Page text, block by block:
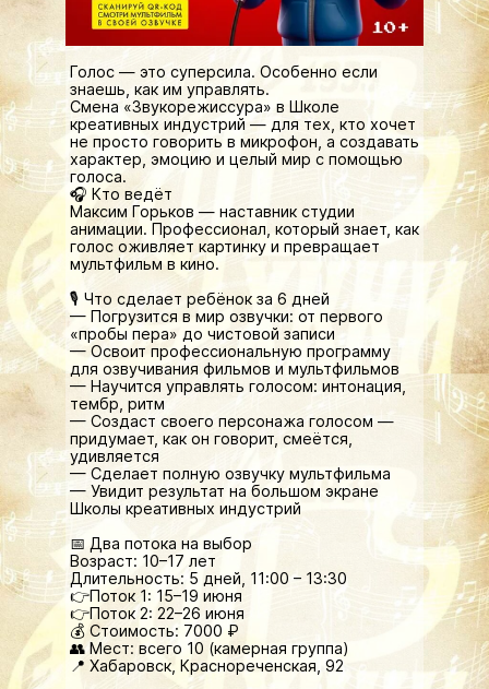
Голос — это суперсила. Особенно если
знаешь, как им управлять.
Смена «Звукорежиссура» в Школе
креативных индустрий — для тех, кто хочет
не просто говорить в микрофон, а создавать
характер, эмоцию и целый мир с помощью
голоса.
🎧 Кто ведёт
Максим Горьков — наставник студии
анимации. Профессионал, который знает, как
голос оживляет картинку и превращает
мультфильм в кино.
🎙 Что сделает ребёнок за 6 дней
— Погрузится в мир озвучки: от первого
«пробы пера» до чистовой записи
— Освоит профессиональную программу
для озвучивания фильмов и мультфильмов
— Научится управлять голосом: интонация,
тембр, ритм
— Создаст своего персонажа голосом —
придумает, как он говорит, смеётся,
удивляется
— Сделает полную озвучку мультфильма
— Увидит результат на большом экране
Школы креативных индустрий
📅 Два потока на выбор
Возраст: 10–17 лет
Длительность: 5 дней, 11:00 – 13:30
👉Поток 1: 15–19 июня
👉Поток 2: 22–26 июня
💰 Стоимость: 7000 ₽
👥 Мест: всего 10 (камерная группа)
📍 Хабаровск, Краснореченская, 92